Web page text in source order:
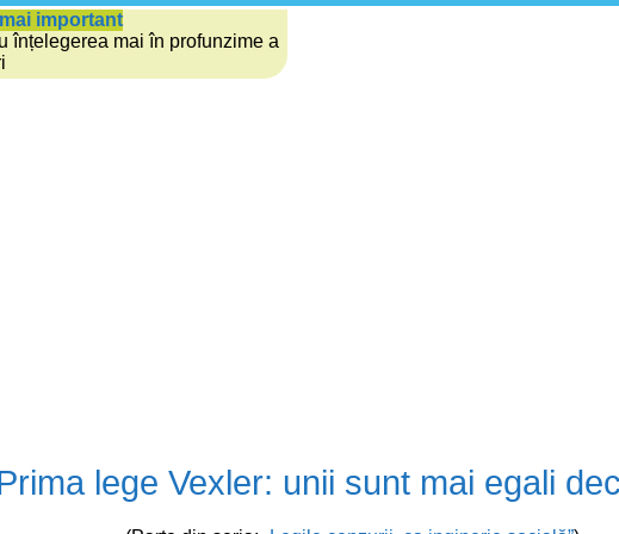
important
înțelegerea mai în profunzime a
lege Vexler: unii sunt mai egali